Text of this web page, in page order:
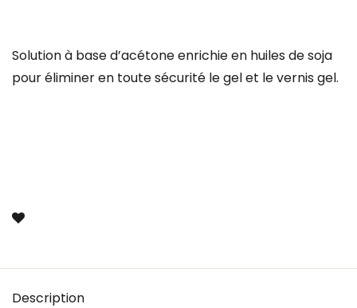
Solution à base d’acétone enrichie en huiles de soja
pour éliminer en toute sécurité le gel et le vernis gel.
Description